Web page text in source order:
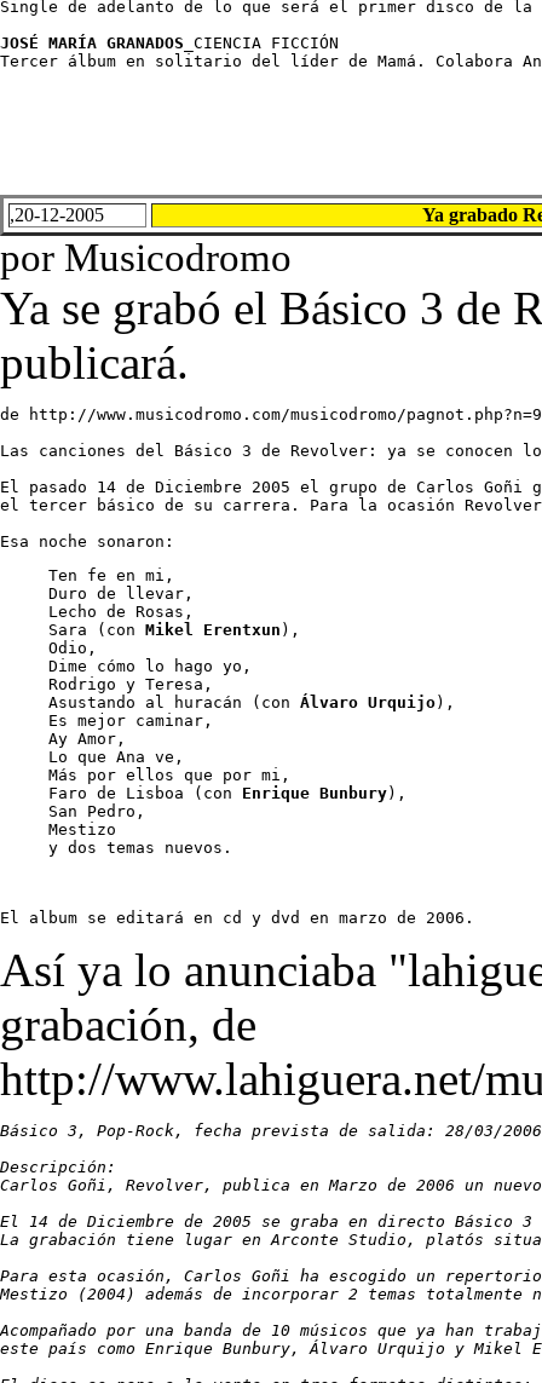
Single de adelanto de lo que será el primer disco de la
JOSÉ MARÍA GRANADOS _CIENCIA FICCIÓN
Tercer álbum en solitario del líder de Mamá. Colabora
,20-12-2005 Ya grabado
por Musicodromo
Ya se grabó el Básico 3 de
publicará.
de http://www.musicodromo.com/musicodromo/
Las canciones del Básico 3 de Revolver: ya se
El pasado 14 de Diciembre 2005 el grupo de Carlos Goñi
el tercer básico de su carrera. Para la ocasión
Ten fe en mi,
Duro de llevar,
Lecho de Rosas,
Sara (con Mikel Erentxun ),
Odio,
Dime cómo lo hago yo,
Rodrigo y Teresa,
Asustando al huracán (con Álvaro Urquijo),
Es mejor caminar,
Ay Amor,
Lo que Ana ve,
Más por ellos que por mi,
Faro de Lisboa (con Enrique Bunbury),
San Pedro,
Mestizo
y dos temas nuevos.
El album se editará en cd y dvd en marzo de 2006.
Así ya lo anunciaba
grabación, de
http://www.lahiguera.net/
Básico 3, Pop-Rock, fecha prevista de salida: 28/03/2006
Descripción:
Carlos Goñi, Revolver, publica en Marzo de 2006 un
El 14 de Diciembre de 2005 se graba en directo Básico
La grabación tiene lugar en Arconte Studio, platós
Para esta ocasión, Carlos Goñi ha escogido un
Mestizo (2004) además de incorporar 2 temas
Acompañado por una banda de 10 músicos que ya han
este país como Enrique Bunbury, Álvaro Urquijo y Mikel